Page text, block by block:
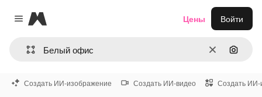
Close menu
Magnific
ОчиститьПоиск
Цены Войти
Создать ИИ-изображение Создать ИИ-видео Создать ИИ-